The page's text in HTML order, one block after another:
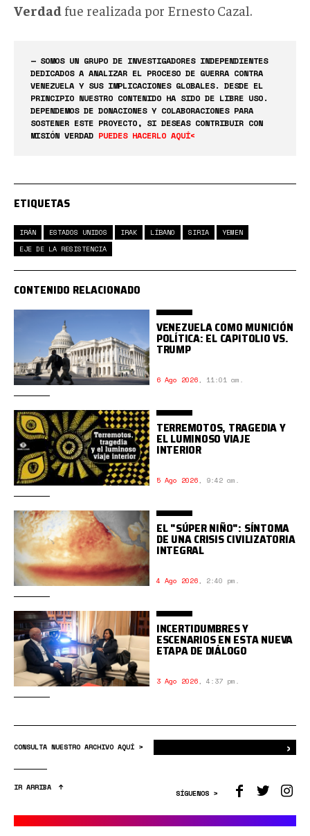
Verdad fue realizada por Ernesto Cazal.
— SOMOS UN GRUPO DE INVESTIGADORES INDEPENDIENTES
DEDICADOS A ANALIZAR EL PROCESO DE GUERRA CONTRA
VENEZUELA Y SUS IMPLICACIONES GLOBALES. DESDE EL
PRINCIPIO NUESTRO CONTENIDO HA SIDO DE LIBRE USO.
DEPENDEMOS DE DONACIONES Y COLABORACIONES PARA
SOSTENER ESTE PROYECTO, SI DESEAS CONTRIBUIR CON
MISIÓN VERDAD PUEDES HACERLO AQUÍ<
ETIQUETAS
IRÁN ESTADOS UNIDOS IRAK LÍBANO SIRIA
YEMEN
EJE DE LA RESISTENCIA
CONTENIDO RELACIONADO
VENEZUELA COMO MUNICIÓN
POLÍTICA: EL CAPITOLIO VS.
TRUMP
6 Ago 2026, 11:01 am.
TERREMOTOS, TRAGEDIA Y
EL LUMINOSO VIAJE
INTERIOR
5 Ago 2026, 9:42 am.
EL "SÚPER NIÑO": SÍNTOMA
DE UNA CRISIS CIVILIZATORIA
INTEGRAL
4 Ago 2026, 2:40 pm.
INCERTIDUMBRES Y
ESCENARIOS EN ESTA NUEVA
ETAPA DE DIÁLOGO
3 Ago 2026, 4:37 pm.
CONSULTA NUESTRO ARCHIVO AQUÍ > ›
IR ARRIBA
SÍGUENOS >